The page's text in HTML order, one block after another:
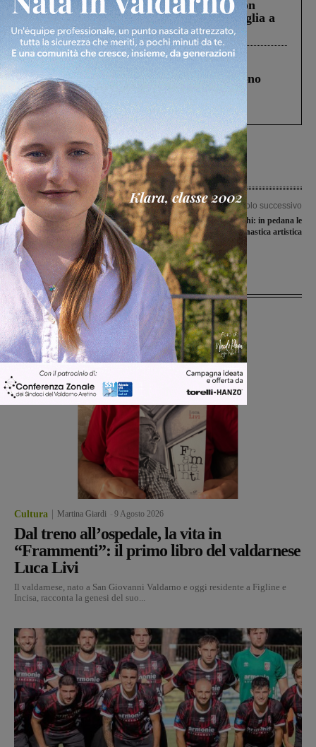
Scomparso da una struttura di Castiglion
Fiorentino l’uomo che aveva ucciso la figlia a
Levane nel 2020
Cronaca 4 Agosto 2026
Un anno fa la strage in A1 in cui morirono
Gianni, Giulia e Franco. Lo schianto, il
processo, lo stop ai sorpassi fra tir....
Articolo precedente
L’ambasciatrice indiana in visita a
Bucine: l’incontro con il sindaco
Tanzini
Articolo successivo
Aurora Montevarchi: in pedana le
ragazze della ginnastica artistica
Ultime Notizie
Cultura Martina Giardi 9 Agosto 2026
Dal treno all’ospedale, la vita in
“Frammenti”: il primo libro del valdarnese
Luca Livi
Il valdarnese, nato a San Giovanni Valdarno e oggi residente a Figline e
Incisa, racconta la genesi del suo...